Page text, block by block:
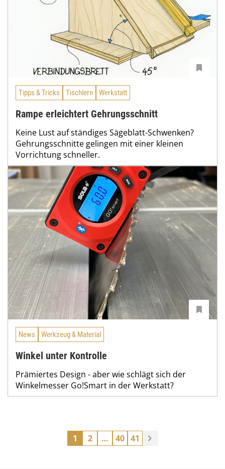
Tipps & Tricks Tischlern Werkstatt
Rampe erleichtert Gehrungsschnitt
Keine Lust auf ständiges Sägeblatt-Schwenken?
Gehrungsschnitte gelingen mit einer kleinen
Vorrichtung schneller.
News Werkzeug & Material
Winkel unter Kontrolle
Prämiertes Design - aber wie schlägt sich der
Winkelmesser Go!Smart in der Werkstatt?
1 2 … 40 41